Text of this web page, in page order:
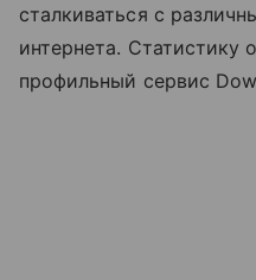
сталкиваться с
интернета. Статистику
профильный сервис